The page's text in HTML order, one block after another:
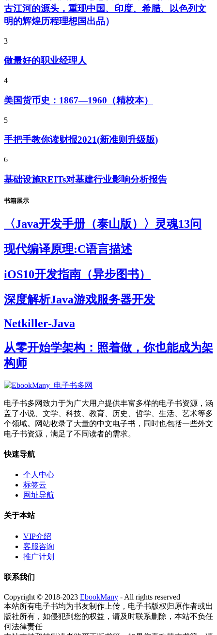
古江河的源头，重现中国、印度、希腊、以色列文
明的辉煌历程理想国出品）
3
做最好的职业经理人
4
美国货币史：1867—1960（精校本）
5
手把手教你读财报2021(新准则升级版)
6
基础设施REITs对基建行业影响分析报告
书籍展示
〈Java开发手册（泰山版）〉灵魂13问
现代编译原理:C语言描述
iOS10开发指南（异步图书）
深度解析Java游戏服务器开发
Netkiller-Java
从零开始学架构：照着做，你也能成为架
构师
电子书多网致力于为广大用户提供丰富多样的电子书资源，涵
盖了小说、文学、科技、教育、历史、哲学、生活、艺术等多
个领域。网站收录了大量的中文电子书，同时也包括一些外文
电子书资源，满足了不同读者的需求。
快速导航
个人中心
标签云
网址导航
关于本站
VIP介绍
客服咨询
推广计划
联系我们
Copyright © 2018-2023 EbookMany - All rights reserved
本站所有电子书均为书友制作上传，电子书版权归原作者或出
版社所有，如侵犯到您的权益，请及时联系删除，本站不负任
何法律责任